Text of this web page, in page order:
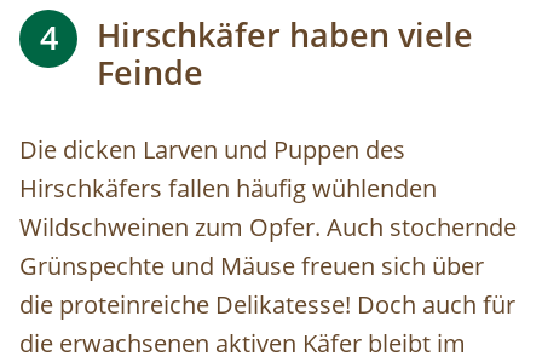
4
Hirschkäfer haben viele
Feinde
Die dicken Larven und Puppen des
Hirschkäfers fallen häufig wühlenden
Wildschweinen zum Opfer. Auch stochernde
Grünspechte und Mäuse freuen sich über
die proteinreiche Delikatesse! Doch auch für
die erwachsenen aktiven Käfer bleibt im